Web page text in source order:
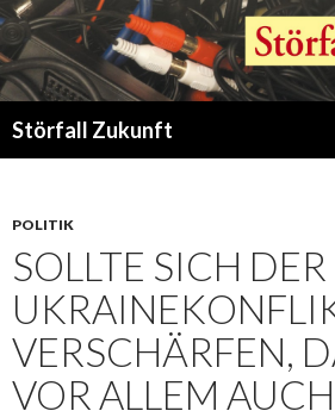
Störfall Zukunft
POLITIK
SOLLTE SICH DER
VERSCHÄRFEN,
VOR ALLEM